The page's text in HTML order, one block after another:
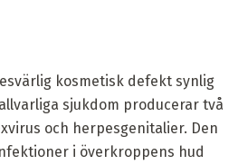
kosmetisk defekt synlig
sjukdom producerar två
och herpesgenitalier. Den
i överkroppens hud